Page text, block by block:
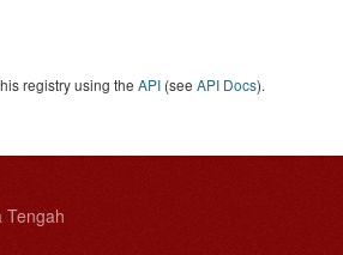
registry using the API (see API Docs).
Tengah